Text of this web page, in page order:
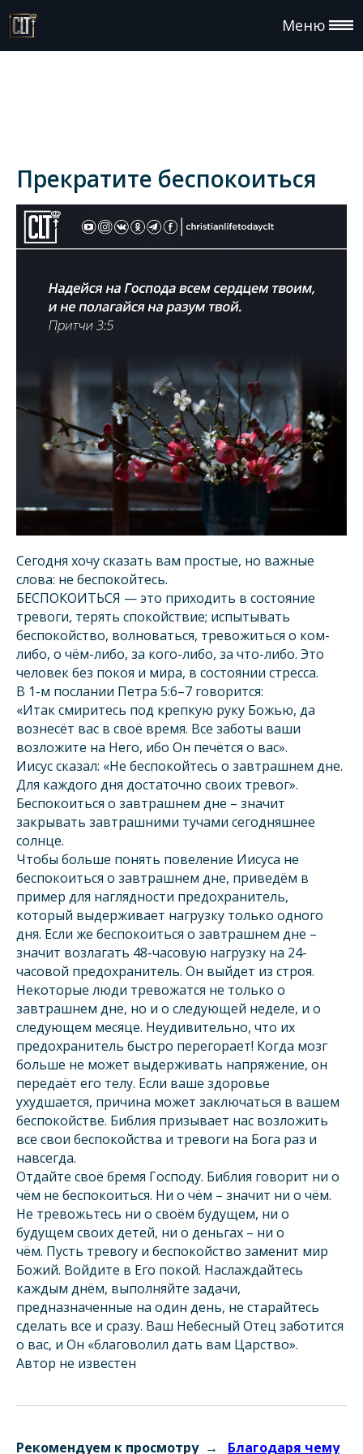
Меню
Прекратите беспокоиться
Сегодня хочу сказать вам простые, но важные
слова: не беспокойтесь.
БЕСПОКОИТЬСЯ — это приходить в состояние
тревоги, терять спокойствие; испытывать
беспокойство, волноваться, тревожиться о ком-
либо, о чём-либо, за кого-либо, за что-либо. Это
человек без покоя и мира, в состоянии стресса.
В 1-м послании Петра 5:6–7 говорится:
«Итак смиритесь под крепкую руку Божью, да
вознесёт вас в своё время. Все заботы ваши
возложите на Него, ибо Он печётся о вас».
Иисус сказал: «Не беспокойтесь о завтрашнем дне.
Для каждого дня достаточно своих тревог».
Беспокоиться о завтрашнем дне – значит
закрывать завтрашними тучами сегодняшнее
солнце.
Чтобы больше понять повеление Иисуса не
беспокоиться о завтрашнем дне, приведём в
пример для наглядности предохранитель,
который выдерживает нагрузку только одного
дня. Если же беспокоиться о завтрашнем дне –
значит возлагать 48-часовую нагрузку на 24-
часовой предохранитель. Он выйдет из строя.
Некоторые люди тревожатся не только о
завтрашнем дне, но и о следующей неделе, и о
следующем месяце. Неудивительно, что их
предохранитель быстро перегорает! Когда мозг
больше не может выдерживать напряжение, он
передаёт его телу. Если ваше здоровье
ухудшается, причина может заключаться в вашем
беспокойстве. Библия призывает нас возложить
все свои беспокойства и тревоги на Бога раз и
навсегда.
Отдайте своё бремя Господу. Библия говорит ни о
чём не беспокоиться. Ни о чём – значит ни о чём.
Не тревожьтесь ни о своём будущем, ни о
будущем своих детей, ни о деньгах – ни о
чём. Пусть тревогу и беспокойство заменит мир
Божий. Войдите в Его покой. Наслаждайтесь
каждым днём, выполняйте задачи,
предназначенные на один день, не старайтесь
сделать все и сразу. Ваш Небесный Отец заботится
о вас, и Он «благоволил дать вам Царство».
Автор не известен
Рекомендуем к просмотру → Благодаря чему